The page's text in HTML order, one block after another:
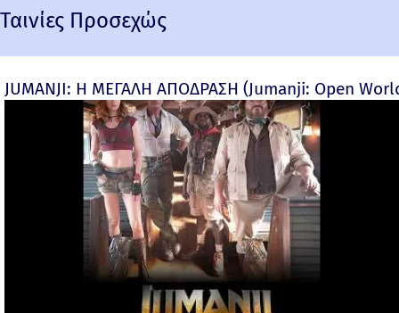
Ταινίες Προσεχώς
JUMANJI: Η ΜΕΓΑΛΗ ΑΠΟΔΡΑΣΗ (Jumanji: Open